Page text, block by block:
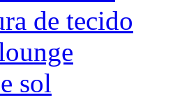
de tecido
sol